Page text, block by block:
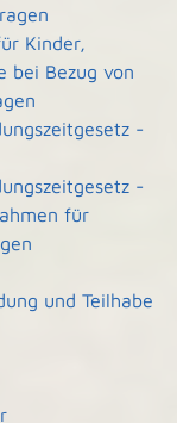
Kinder,
bei Bezug von
-
-
für
und Teilhabe